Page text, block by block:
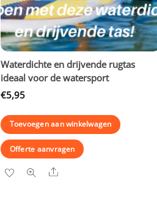
Waterdichte en drijvende rugtas
ideaal voor de watersport
€5,95
Toevoegen aan winkelwagen
Offerte aanvragen
Share